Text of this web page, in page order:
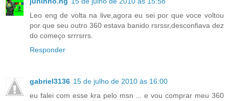
Leo eng de volta na live,agora eu sei por que voce voltou
por que seu outro 360 estava banido rsrssr,desconfiava dez
do começo srrrsrrs.
Responder
gabriel3136 15 de julho de 2010 às 16:00
eu falei com esse kra pelo msn ... e vou comprar meu 360